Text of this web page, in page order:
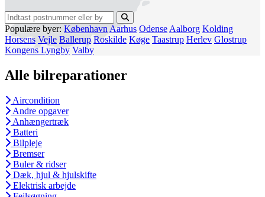
Populære byer: København Aarhus Odense Aalborg Kolding
Horsens Vejle Ballerup Roskilde Køge Taastrup Herlev Glostrup
Kongens Lyngby Valby
Alle bilreparationer
Aircondition
Andre opgaver
Anhængertræk
Batteri
Bilpleje
Bremser
Buler & ridser
Dæk, hjul & hjulskifte
Elektrisk arbejde